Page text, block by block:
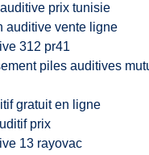
prix tunisie
auditive vente ligne
312 pr41
piles auditives
gratuit en ligne
prix
13 rayovac